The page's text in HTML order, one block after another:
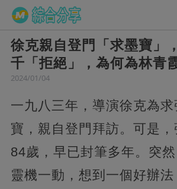
徐克親自登門「求墨寶」
千「拒絕」，為何為林青
2024/01/04
一九八三年，導演徐克為
寶，親自登門拜訪。可是
84歲，早已封筆多年。突
靈機一動，想到一個好辦法